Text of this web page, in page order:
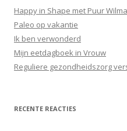
n
n
a
a
r
Happy in Shape met Puur Wilma
Paleo op vakantie
Ik ben verwonderd
Mijn eetdagboek in Vrouw
Reguliere gezondheidszorg
RECENTE REACTIES